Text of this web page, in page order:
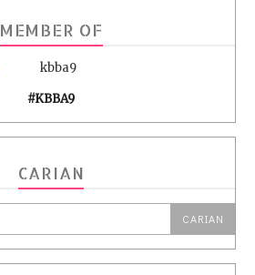
MEMBER OF
#KBBA9
CARIAN